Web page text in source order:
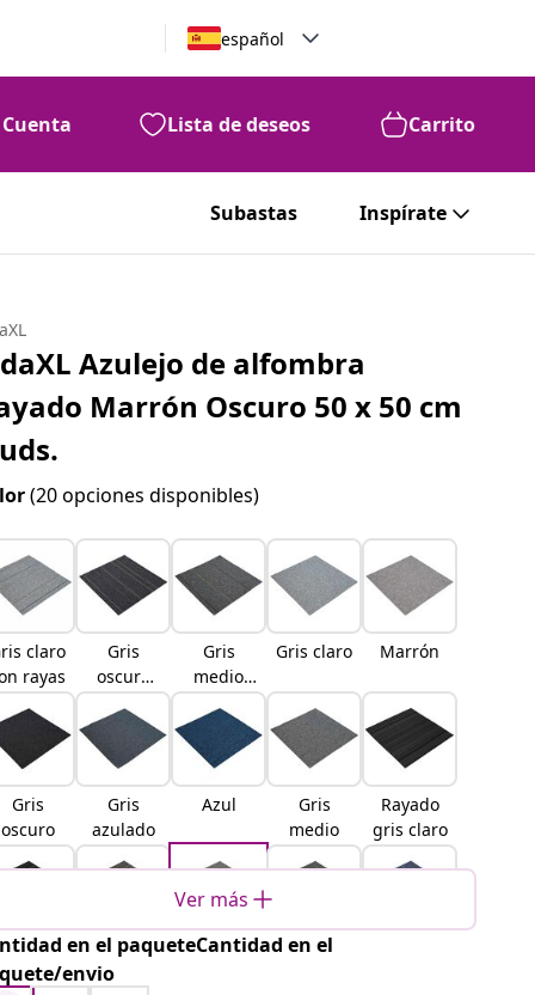
español
Cuenta Lista de deseos Carrito
Subastas Inspírate
Azulejo de alfombra
Marrón Oscuro 50 x 50 cm
(20 opciones disponibles)
claro
rayas
Gris
oscuro
con rayas
Gris
medio
con rayas
Gris claro Marrón
Gris
oscuro
Gris
azulado
Azul
Gris
medio
Rayado
gris claro
Rayado
gris
Rayado
marrón
Rayado
Rayado
Ver más
en el paqueteCantidad en el
envio